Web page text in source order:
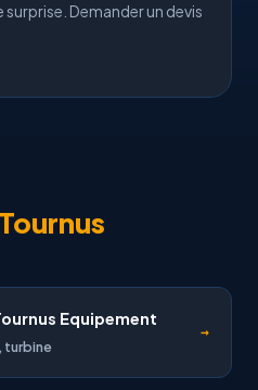
Demander un devis
Tournus
Equipement
turbine
→